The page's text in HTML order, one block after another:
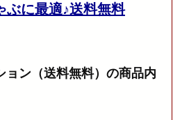
ぶに最適♪送料無料
ョン（送料無料）の商品内